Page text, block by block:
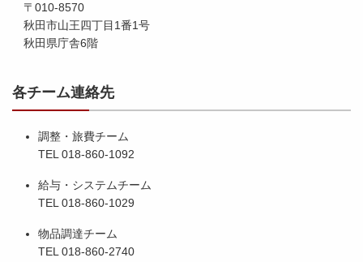
〒010-8570
秋田市山王四丁目1番1号
秋田県庁舎6階
各チーム連絡先
調整・旅費チーム
TEL 018-860-1092
給与・システムチーム
TEL 018-860-1029
物品調達チーム
TEL 018-860-2740